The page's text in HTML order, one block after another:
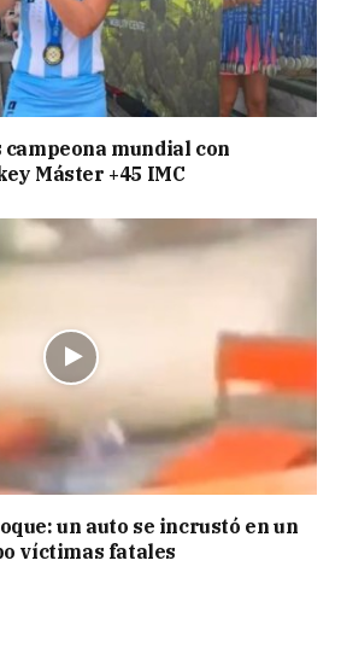
mundial con
Máster +45 IMC
un auto se incrustó en un
víctimas fatales